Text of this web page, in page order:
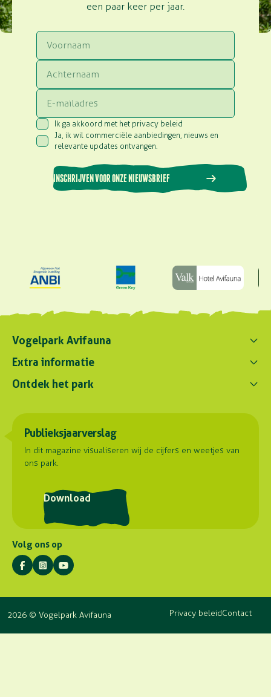
een paar keer per jaar.
Consent (Vereist)
Ik ga akkoord met het privacy beleid
Consent(Vereist)
Ja, ik wil commerciële aanbiedingen, nieuws en
relevante updates ontvangen.
INSCHRIJVEN VOOR ONZE NIEUWSBRIEF
Vogelpark Avifauna
Contact ons
0172 - 256 256
contact@avifauna.nl
Parkadres
Hoorn 59
2404 HG Alphen aan den Rijn
Routebeschrijving
Postadres
Stuyvesantlaan 23
2404 XN Alphen aan den Rijn
Extra informatie
Parkregelement
Duurzaamheid
Samenwerkingen
Contact
Ontdek het park
Onze dieren
Plattegrond
Publieksjaarverslag
In dit magazine visualiseren wij de cijfers en weetjes van
ons park.
Download
Volg ons op
2026 © Vogelpark Avifauna Privacy beleidContact